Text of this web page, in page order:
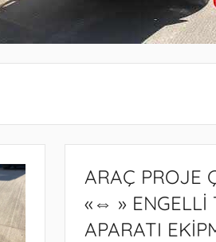
ARAÇ PROJE
«⇔ » ENGELLİ
APARATI